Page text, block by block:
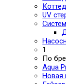
UV
1
По
Aqua
Новая